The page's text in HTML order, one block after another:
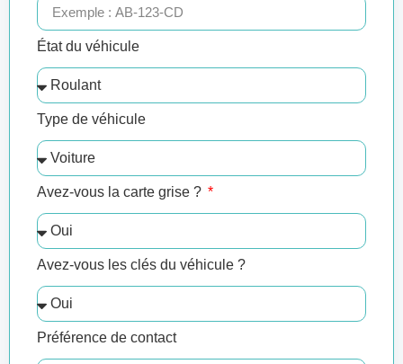
État du véhicule
Type de véhicule
Avez-vous la carte grise ?
Avez-vous les clés du véhicule ?
Préférence de contact